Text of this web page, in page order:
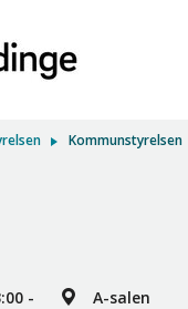
Kommunstyrelsen
- A-salen